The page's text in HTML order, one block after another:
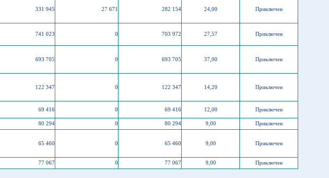
331 945 27 671 282 154 24,00 Приключен
741 023 0 703 972 27,57 Приключен
693 705 0 693 705 37,00 Приключен
122 347 0 122 347 14,20 Приключен
69 416 0 69 416 12,00 Приключен
80 294 0 80 294 9,00
Приключен
65 460 0 65 460 9,00 Приключен
77 067 0 77 067 9,00 Приключен